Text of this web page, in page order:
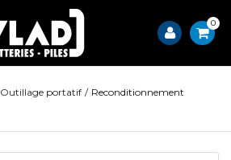
0
Outillage portatif / Reconditionnement